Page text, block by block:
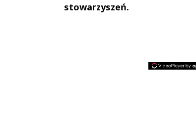
stowarzyszeń.
Andrzej i Marta